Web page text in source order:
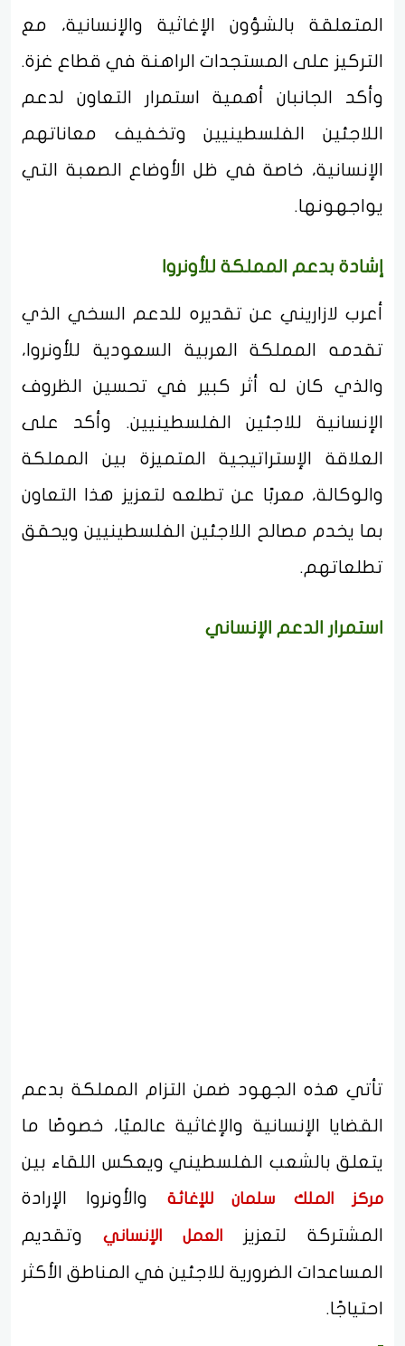
المتعلقة بالشؤون الإغاثية والإنسانية، مع
التركيز على المستجدات الراهنة في قطاع غزة.
وأكد الجانبان أهمية استمرار التعاون لدعم
اللاجئين الفلسطينيين وتخفيف معاناتهم
الإنسانية، خاصة في ظل الأوضاع الصعبة التي
يواجهونها.
إشادة بدعم المملكة للأونروا
أعرب لازاريني عن تقديره للدعم السخي الذي
تقدمه المملكة العربية السعودية للأونروا،
والذي كان له أثر كبير في تحسين الظروف
الإنسانية للاجئين الفلسطينيين. وأكد على
العلاقة الإستراتيجية المتميزة بين المملكة
والوكالة، معربًا عن تطلعه لتعزيز هذا التعاون
بما يخدم مصالح اللاجئين الفلسطينيين ويحقق
تطلعاتهم.
استمرار الدعم الإنساني
تأتي هذه الجهود ضمن التزام المملكة بدعم
القضايا الإنسانية والإغاثية عالميًا، خصوصًا ما
يتعلق بالشعب الفلسطيني ويعكس اللقاء بين
مركز الملك سلمان للإغاثة والأونروا الإرادة
المشتركة لتعزيزالعمل الإنسانيوتقديم
المساعدات الضرورية للاجئين في المناطق الأكثر
احتياجًا.